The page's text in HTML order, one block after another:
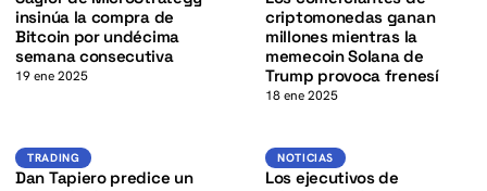
insinúa la compra de
Bitcoin por undécima
semana consecutiva
19 ene 2025
criptomonedas ganan
millones mientras la
memecoin Solana de
Trump provoca frenesí
18 ene 2025
Trading
TRADING
Dan Tapiero predice un
Noticias
NOTICIAS
Los ejecutivos de